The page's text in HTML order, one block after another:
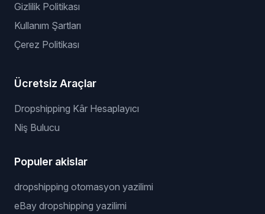
Gizlilik Politikası
Kullanım Şartları
Çerez Politikası
Ücretsiz Araçlar
Dropshipping Kâr Hesaplayıcı
Niş Bulucu
Populer akislar
dropshipping otomasyon yazilimi
eBay dropshipping yazilimi